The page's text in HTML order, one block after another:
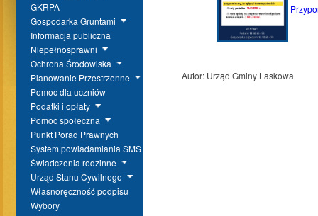
GKRPA
Gospodarka Gruntami
Informacja publiczna
Niepełnosprawni
Ochrona Środowiska
Planowanie Przestrzenne
Pomoc dla uczniów
Podatki i opłaty
Pomoc społeczna
Punkt Porad Prawnych
System powiadamiania SMS
Świadczenia rodzinne
Urząd Stanu Cywilnego
Własnoręczność podpisu
Wybory
Autor: Urząd Gminy Laskowa